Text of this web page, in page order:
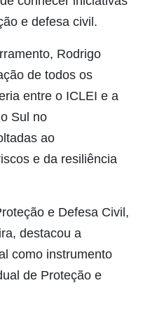
e defesa civil.
Rodrigo
de todos os
entre o ICLEI e a
Sul no
ao
e da resiliência
e Defesa Civil,
destacou a
como instrumento
de Proteção e